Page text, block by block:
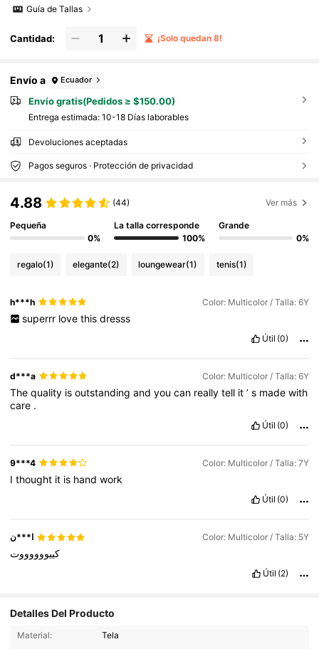
Guía de Tallas
Cantidad: ¡Solo quedan 8!
Envío a Ecuador
Envío gratis(Pedidos ≥ $150.00)
Entrega estimada: 10-18 Días laborables
Devoluciones aceptadas
Pagos seguros · Protección de privacidad
4.88 (44) Ver más
Pequeña
0%
La talla corresponde
100%
Grande
0%
regalo(1) elegante(2) loungewear(1) tenis(1)
h***h Color: Multicolor / Talla: 6Y
superrr love this dresss
Útil (0)
d***a Color: Multicolor / Talla: 6Y
Thequality isoutstandingandyoucan reallytell it’s madewith
care .
Útil (0)
9***4 Color: Multicolor / Talla: 7Y
Ithought it is handwork
Útil (0)
ا***ن Color: Multicolor / Talla: 5Y
كييووووووت
Útil (2)
Detalles Del Producto
Material:
Tela
180K Seguidores